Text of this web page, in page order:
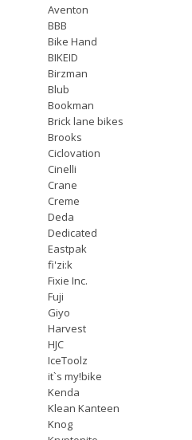
Aventon
BBB
Bike Hand
BIKEID
Birzman
Blub
Bookman
Brick lane bikes
Brooks
Ciclovation
Cinelli
Crane
Creme
Deda
Dedicated
Eastpak
fi'zi:k
Fixie Inc.
Fuji
Giyo
Harvest
HJC
IceToolz
it`s my!bike
Kenda
Klean Kanteen
Knog